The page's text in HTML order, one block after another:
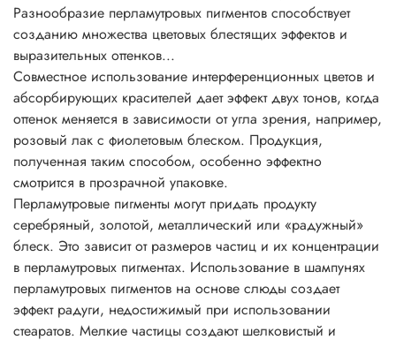
Основные характеристики перламутровых пигментов
• физиологически безопасны;
• не растворимы в воде, разбавляются кислотами и
щелочами;
• негорючие вещества;
• устойчивы до 800°C;
• устойчивы к УФ;
• превосходно сочетаются с другими пигментами;
• устойчивы к растворителям;
• легко смешиваются друг с другом, давая неожиданные
эффекты искрящегося типа;
• легко диспергируются во всех системах с
нитроцеллюлозой.
Рекомендации по применению:
Соотношение для смешивания 1:10 до 3:10 по массе (на
1-3 части пигмента : 10 частей бесцветной прозрачной
Разнообразие перламутровых пигментов способствует
созданию множества цветовых блестящих эффектов и
выразительных оттенков...
Совместное использование интерференционных цветов и
абсорбирующих красителей дает эффект двух тонов, когда
оттенок меняется в зависимости от угла зрения, например,
розовый лак с фиолетовым блеском. Продукция,
полученная таким способом, особенно эффектно
смотрится в прозрачной упаковке.
Перламутровые пигменты могут придать продукту
серебряный, золотой, металлический или «радужный»
блеск. Это зависит от размеров частиц и их концентрации
в перламутровых пигментах. Использование в шампунях
перламутровых пигментов на основе слюды создает
эффект радуги, недостижимый при использовании
стеаратов. Мелкие частицы создают шелковистый и